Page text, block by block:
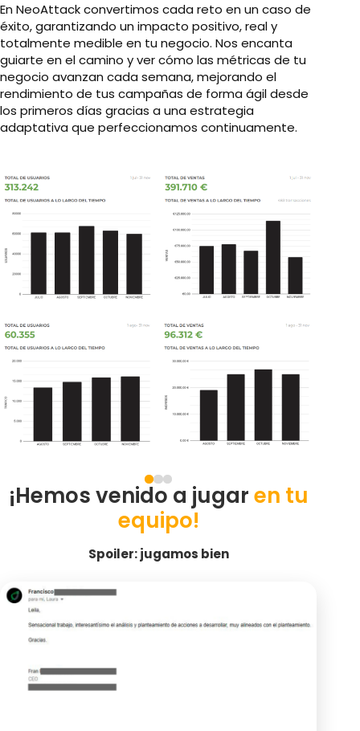
En NeoAttack convertimos cada reto en un caso de
éxito, garantizando un impacto positivo, real y
totalmente medible en tu negocio. Nos encanta
guiarte en el camino y ver cómo las métricas de tu
negocio avanzan cada semana, mejorando el
rendimiento de tus campañas de forma ágil desde
los primeros días gracias a una estrategia
adaptativa que perfeccionamos continuamente.
¡Hemos venido a jugaren tu
equipo!
Spoiler: jugamos bien